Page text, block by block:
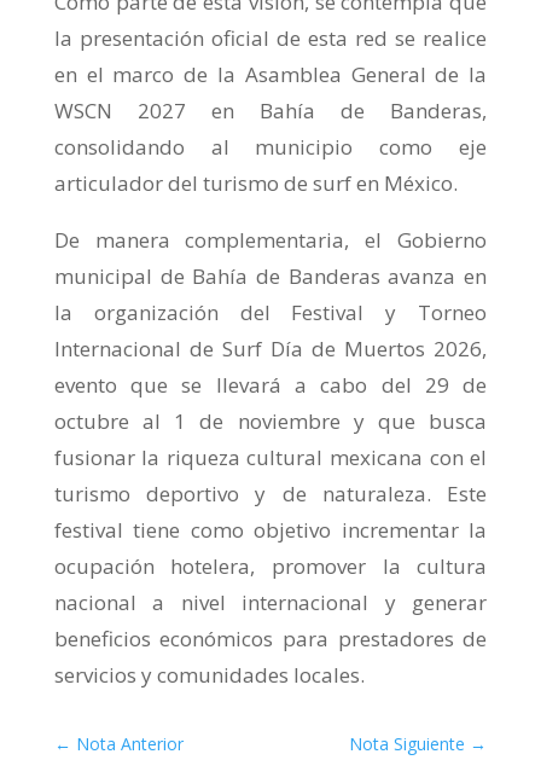
la presentación oficial de esta red se realice
en el marco de la Asamblea General de la
WSCN 2027 en Bahía de Banderas,
consolidando al municipio como eje
articulador del turismo de surf en México.
De manera complementaria, el Gobierno
municipal de Bahía de Banderas avanza en
la organización del Festival y Torneo
Internacional de Surf Día de Muertos 2026,
evento que se llevará a cabo del 29 de
octubre al 1 de noviembre y que busca
fusionar la riqueza cultural mexicana con el
turismo deportivo y de naturaleza. Este
festival tiene como objetivo incrementar la
ocupación hotelera, promover la cultura
nacional a nivel internacional y generar
beneficios económicos para prestadores de
servicios y comunidades locales.
← Nota Anterior Nota Siguiente →